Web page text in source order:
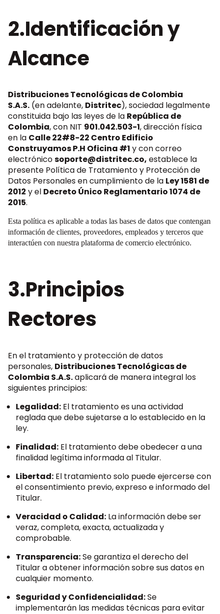
2.Identificación y
Alcance
Distribuciones Tecnológicas de Colombia
S.A.S. (en adelante, Distritec), sociedad legalmente
constituida bajo las leyes de la República de
Colombia, con NIT 901.042.503-1, dirección física
en la Calle 22#8-22 Centro Edificio
Construyamos P.H Oficina #1 y con correo
electrónicosoporte@distritec.co, establece la
presente Política de Tratamiento y Protección de
Datos Personales en cumplimiento de la Ley 1581 de
2012 y el Decreto Único Reglamentario 1074 de
2015.
Esta política es aplicable a todas las bases de datos que contengan
información de clientes, proveedores, empleados y terceros que
interactúen con nuestra plataforma de comercio electrónico.
3.Principios
Rectores
En el tratamiento y protección de datos
personales, Distribuciones Tecnológicas de
Colombia S.A.S.aplicará de manera integral los
siguientes principios:
Legalidad: El tratamiento es una actividad
reglada que debe sujetarse a loestablecido en la
ley.
Finalidad: El tratamiento debe obedecer a una
finalidad legítima informada al Titular.
Libertad: El tratamiento solo puede ejercerse con
el consentimiento previo, expreso e informado del
Titular.
Veracidad o Calidad: La información debe ser
veraz, completa, exacta, actualizada y
comprobable.
Transparencia:Se garantiza el derecho del
Titular a obtener información sobre sus datos en
cualquier momento.
Seguridad y Confidencialidad:Se
implementarán las medidas técnicas para evitar